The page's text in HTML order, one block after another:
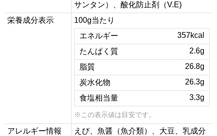
サンタン）、酸化防止剤（V.E)
栄養成分表示
100g当たり
エネルギー
357kcal
たんぱく質
2.6g
脂質
26.8g
炭水化物
26.3g
食塩相当量
3.3g
※この表示値は目安です。
アレルギー情報 えび、魚醤（魚介類）、大豆、乳成分